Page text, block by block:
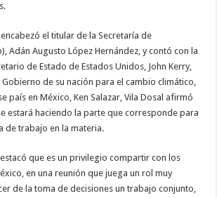
el titular de la Secretaría de
Adán Augusto López Hernández, y contó con la
de Estado de Estados Unidos, John Kerry,
de su nación para el cambio climático,
país en México, Ken Salazar, Vila Dosal afirmó
estará haciendo la parte que corresponde para
de trabajo en la materia.
que es un privilegio compartir con los
en una reunión que juega un rol muy
de la toma de decisiones un trabajo conjunto,